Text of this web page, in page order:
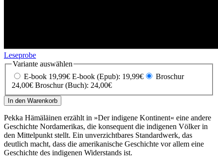
Leseprobe
Variante auswählen
E-book 19,99€ E-book (Epub): 19,99€
Broschur
24,00€ Broschur (Buch): 24,00€
In den Warenkorb
Pekka Hämäläinen erzählt in »Der indigene Kontinent« eine andere
Geschichte Nordamerikas, die konsequent die indigenen Völker in
den Mittelpunkt stellt. Ein unverzichtbares Standardwerk, das
deutlich macht, dass die amerikanische Geschichte vor allem eine
Geschichte des indigenen Widerstands ist.